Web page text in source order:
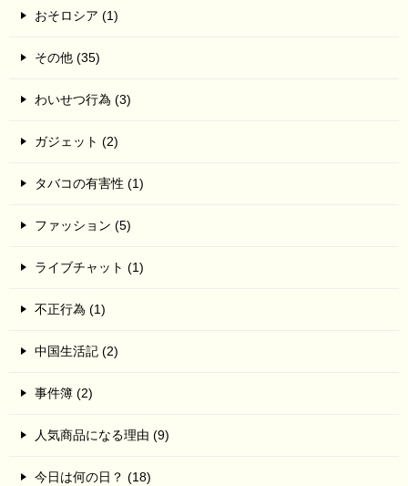
おそロシア (1)
その他 (35)
わいせつ行為 (3)
ガジェット (2)
タバコの有害性 (1)
ファッション (5)
ライブチャット (1)
不正行為 (1)
中国生活記 (2)
事件簿 (2)
人気商品になる理由 (9)
今日は何の日？ (18)